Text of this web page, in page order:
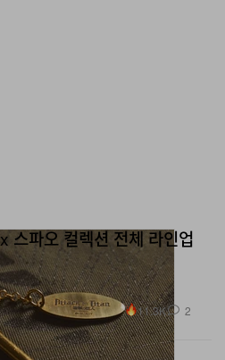
스파오 컬렉션 전체 라인업
11.3K 2